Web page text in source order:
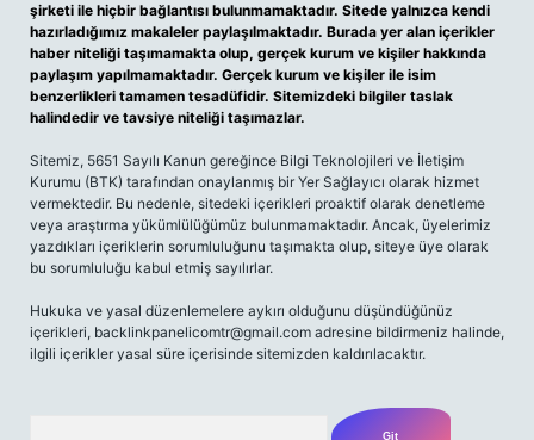
şirketi ile hiçbir bağlantısı bulunmamaktadır. Sitede yalnızca kendi
hazırladığımız makaleler paylaşılmaktadır. Burada yer alan içerikler
haber niteliği taşımamakta olup, gerçek kurum ve kişiler hakkında
paylaşım yapılmamaktadır. Gerçek kurum ve kişiler ile isim
benzerlikleri tamamen tesadüfidir. Sitemizdeki bilgiler taslak
halindedir ve tavsiye niteliği taşımazlar.
Sitemiz, 5651 Sayılı Kanun gereğince Bilgi Teknolojileri ve İletişim
Kurumu (BTK) tarafından onaylanmış bir Yer Sağlayıcı olarak hizmet
vermektedir. Bu nedenle, sitedeki içerikleri proaktif olarak denetleme
veya araştırma yükümlülüğümüz bulunmamaktadır. Ancak, üyelerimiz
yazdıkları içeriklerin sorumluluğunu taşımakta olup, siteye üye olarak
bu sorumluluğu kabul etmiş sayılırlar.
Hukuka ve yasal düzenlemelere aykırı olduğunu düşündüğünüz
içerikleri, backlinkpanelicomtr@gmail.com adresine bildirmeniz halinde,
ilgili içerikler yasal süre içerisinde sitemizden kaldırılacaktır.